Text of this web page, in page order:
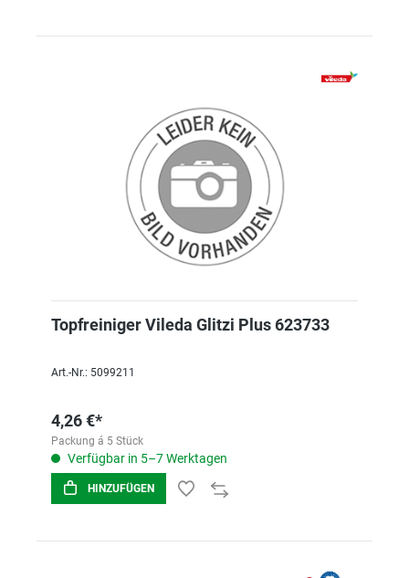
Topfreiniger Vileda Glitzi Plus 623733
Art.-Nr.: 5099211
4,26 €*
Packung á 5 Stück
Verfügbar in 5–7 Werktagen
HINZUFÜGEN